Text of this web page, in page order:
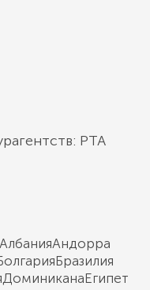
РТА
АлбанияАндорра
Бразилия
ДоминиканаЕгипет